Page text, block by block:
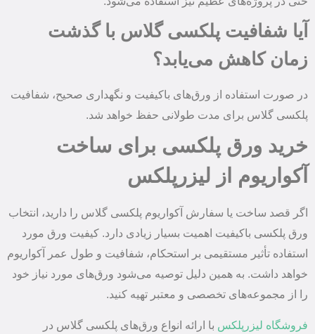
آیا شفافیت پلکسی گلاس با گذشت
زمان کاهش می‌یابد؟
در صورت استفاده از ورق‌های باکیفیت و نگهداری صحیح، شفافیت
پلکسی گلاس برای مدت طولانی حفظ خواهد شد.
خرید ورق پلکسی برای ساخت
آکواریوم از لیزرپلکس
اگر قصد ساخت یا سفارش آکواریوم پلکسی گلاس را دارید، انتخاب
ورق پلکسی باکیفیت اهمیت بسیار زیادی دارد. کیفیت ورق مورد
استفاده تأثیر مستقیمی بر استحکام، شفافیت و طول عمر آکواریوم
خواهد داشت. به همین دلیل توصیه می‌شود ورق‌های مورد نیاز خود
را از مجموعه‌های تخصصی و معتبر تهیه کنید.
فروشگاه لیزرپلکس با ارائه انواع ورق‌های پلکسی گلاس در